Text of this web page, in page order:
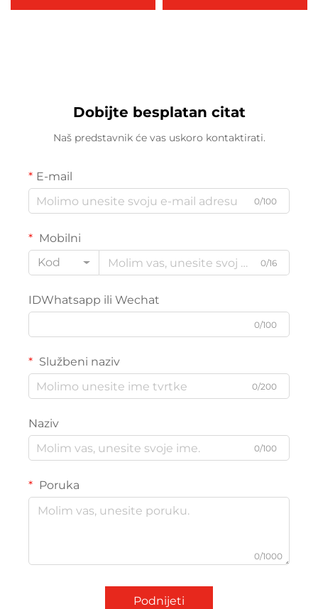
5051 5250 5255 Toner za
AR M256 258 316 318 AR-
Dobijte besplatan citat
Naš predstavnik će vas uskoro kontaktirati.
E-mail
0/100
Mobilni
Kod
0/16
IDWhatsapp ili Wechat
0/100
Službeni naziv
0/200
Naziv
0/100
Poruka
0/1000
Podnijeti